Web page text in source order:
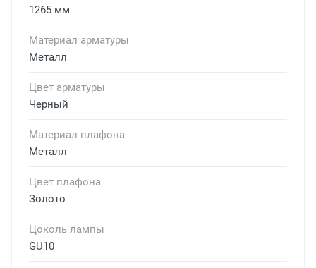
1265 мм
Материал арматуры
Металл
Цвет арматуры
Черный
Материал плафона
Металл
Цвет плафона
Золото
Цоколь лампы
GU10